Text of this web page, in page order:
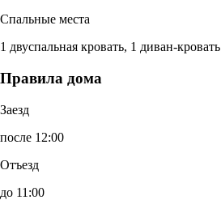
Спальные места
1 двуспальная кровать, 1 диван-кровать
Правила дома
Заезд
после 12:00
Отъезд
до 11:00